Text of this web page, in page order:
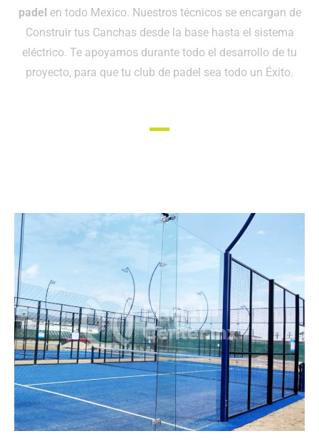
padel en todo Mexico. Nuestros técnicos se encargan de
Construir tus Canchas desde la base hasta el sistema
eléctrico. Te apoyamos durante todo el desarrollo de tu
proyecto, para que tu club de padel sea todo un Éxito.